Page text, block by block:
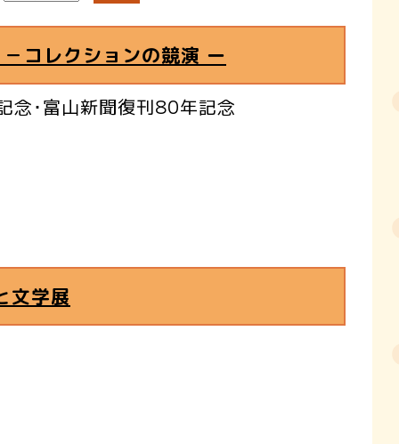
コレクションの競演 ー
念･富山新聞復刊80年記念
文学展